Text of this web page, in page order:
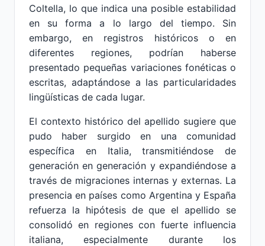
Coltella, lo que indica una posible estabilidad
en su forma a lo largo del tiempo. Sin
embargo, en registros históricos o en
diferentes regiones, podrían haberse
presentado pequeñas variaciones fonéticas o
escritas, adaptándose a las particularidades
lingüísticas de cada lugar.
El contexto histórico del apellido sugiere que
pudo haber surgido en una comunidad
específica en Italia, transmitiéndose de
generación en generación y expandiéndose a
través de migraciones internas y externas. La
presencia en países como Argentina y España
refuerza la hipótesis de que el apellido se
consolidó en regiones con fuerte influencia
italiana, especialmente durante los